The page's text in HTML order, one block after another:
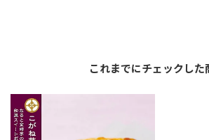
これまでにチェックした